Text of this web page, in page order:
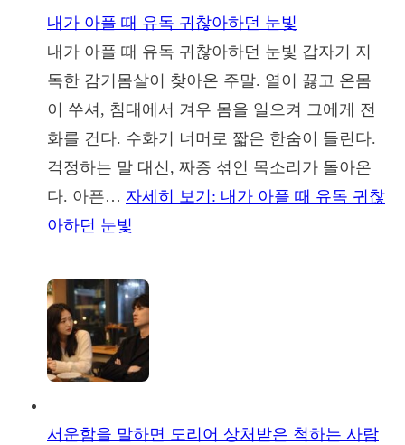
내가 아플 때 유독 귀찮아하던 눈빛
내가 아플 때 유독 귀찮아하던 눈빛 갑자기 지
독한 감기몸살이 찾아온 주말. 열이 끓고 온몸
이 쑤셔, 침대에서 겨우 몸을 일으켜 그에게 전
화를 건다. 수화기 너머로 짧은 한숨이 들린다.
걱정하는 말 대신, 짜증 섞인 목소리가 돌아온
다. 아픈… 자세히 보기 : 내가 아플 때 유독 귀찮
아하던 눈빛
서운함을 말하면 도리어 상처받은 척하는 사람